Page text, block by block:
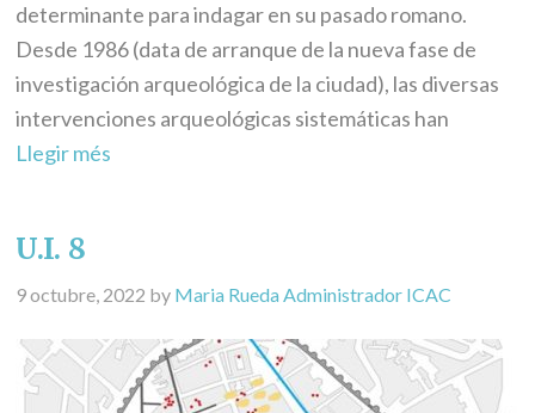
determinante para indagar en su pasado romano.
Desde 1986 (data de arranque de la nueva fase de
investigación arqueológica de la ciudad), las diversas
intervenciones arqueológicas sistemáticas han
Llegir més
U.I. 8
9 octubre, 2022 by Maria Rueda Administrador ICAC